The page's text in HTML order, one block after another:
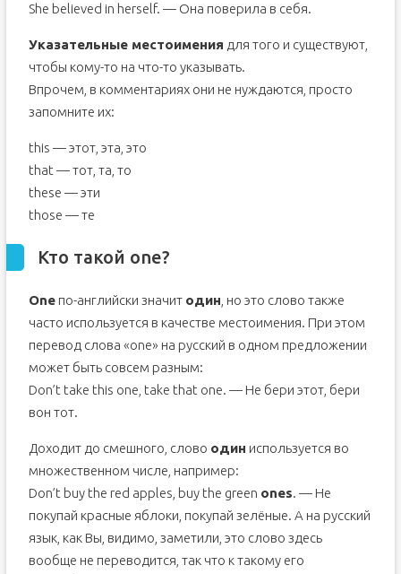
She believed in herself. — Она поверила в себя.
Указательные местоимения для того и существуют,
чтобы кому-то на что-то указывать.
Впрочем, в комментариях они не нуждаются, просто
запомните их:
this — этот, эта, это
that — тот, та, то
these — эти
those — те
Кто такой one?
Oneпо-английски значит один , но это слово также
часто используется в качестве местоимения. При этом
перевод слова «one» на русский в одном предложении
может быть совсем разным:
Don’t take this one, take that one. — Не бери этот, бери
вон тот.
Доходит до смешного, слово один используется во
множественном числе, например:
Don’t buy the red apples, buy the green ones. — Не
покупай красные яблоки, покупай зелёные. А на русский
язык, как Вы, видимо, заметили, это слово здесь
вообще не переводится, так что к такому его